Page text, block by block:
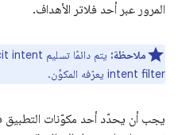
المرور عبر أحد فلاتر الأهداف.
ملاحظة:
intent filter يعرّفه المكوِّن.
يجب أن يحدّد أحد مكوّنات التطبيق